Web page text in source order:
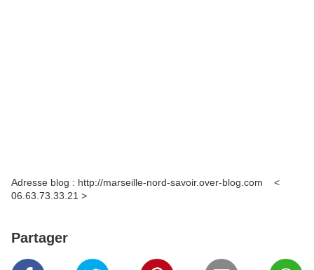
Adresse blog : http://marseille-nord-savoir.over-blog.com <
06.63.73.33.21 >
Partager